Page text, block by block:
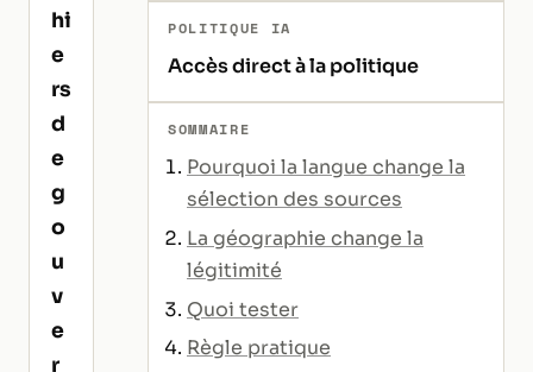
hi
e
rs
d
e
g
o
u
v
e
r
POLITIQUE IA
Accès direct à la politique
SOMMAIRE
Pourquoi la langue change la
sélection des sources
La géographie change la
légitimité
Quoi tester
Règle pratique